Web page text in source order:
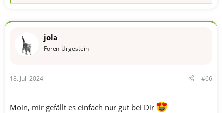
k
:
jola
Foren-Urgestein
18. Juli 2024 #66
Moin, mir gefällt es einfach nur gut bei Dir